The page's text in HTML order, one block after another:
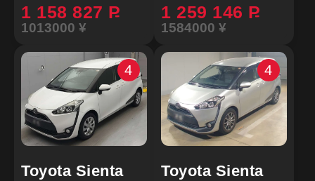
1 158 827 P
1013000 ¥
1 259 146 P
1584000 ¥
Toyota Sienta
4
Toyota Sienta
4